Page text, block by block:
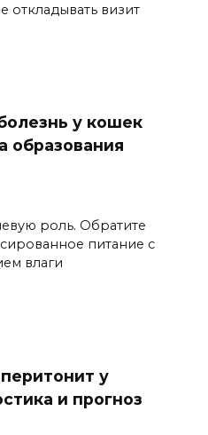
откладывать визит
у кошек
образования
роль. Обратите
питание с
влаги
у
и прогноз